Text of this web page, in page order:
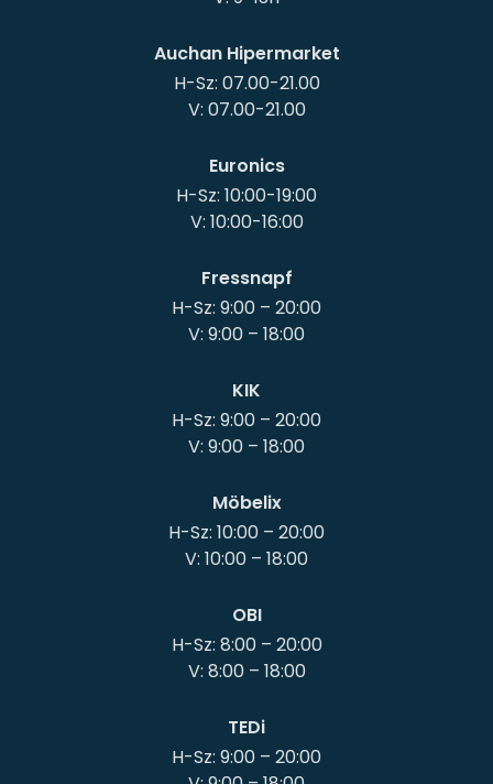
Auchan Hipermarket
H-Sz: 07.00-21.00
V: 07.00-21.00
Euronics
H-Sz: 10:00-19:00
V: 10:00-16:00
Fressnapf
H-Sz: 9:00 – 20:00
KIK
H-Sz: 9:00 – 20:00
Möbelix
H-Sz: 10:00 – 20:00
OBI
H-Sz: 8:00 – 20:00
V: 8:00 – 18:00
TEDi
H-Sz: 9:00 – 20:00